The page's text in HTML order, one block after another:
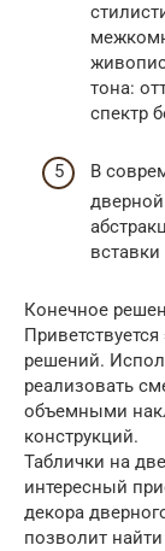
тона:
спектр
В
Конечное
решений.
реализовать
объемными
конструкций.
Таблички на
интересный
декора
позволит